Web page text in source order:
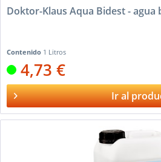
Doktor-Klaus Aqua Bidest - agua
Contenido 1 Litros
4,73 €
Ir al